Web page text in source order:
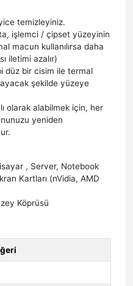
temizleyiniz.
işlemci / çipset yüzeyinin
macun kullanılırsa daha
iletimi azalır)
düz bir cisim ile termal
şekilde yüzeye
olarak alabilmek için, her
yeniden
, Server, Notebook
Kartları (nVidia, AMD
Köprüsü